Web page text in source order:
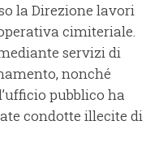
la Direzione lavori
cimiteriale.
servizi di
nonché
pubblico ha
condotte illecite di